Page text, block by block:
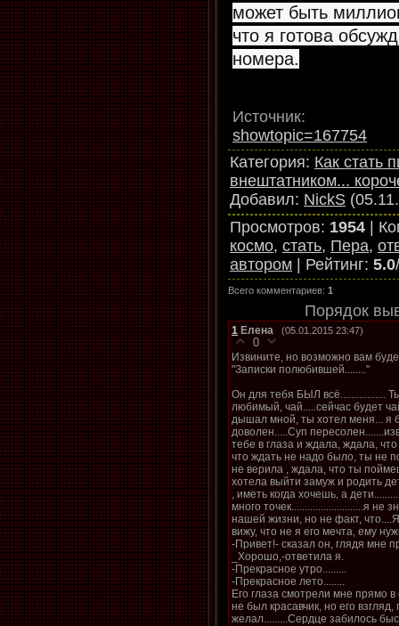
может быть
что я готова
номера.
Источник
showtopic=167754
Категория: Как стать
внештатником...
Добавил: NickS
Просмотров: 1954 |
космо, стать, Пера,
автором | Рейтинг: 5.0/
Всего комментариев: 1
Порядок
1 Елена (05.01.2015 23:47)
0
Извините, но возможно вам
"Записки полюбившей........"
Он для тебя БЫЛ всё.................
любимый, чай.....сейчас будет
дышал мной, ты хотел меня... я
доволен.....Суп
тебе в глаза и ждала, ждала,
что ждать не надо было, ты не
не верила , ждала, что ты
хотела выйти замуж и родить
, иметь когда хочешь, а
много точек...........................я не
нашей жизни, но не факт,
вижу, что не я его мечта, ему
-Привет!- сказал он, глядя мне
_Хорошо,-ответила я.
-Прекрасное утро.........
-Прекрасное лето........
Его глаза смотрели мне прямо в
не был красавчик, но его
желал.........Сердце забилось